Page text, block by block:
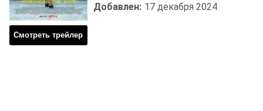
Смотреть трейлер
Добавлен: 17 декабря 2024